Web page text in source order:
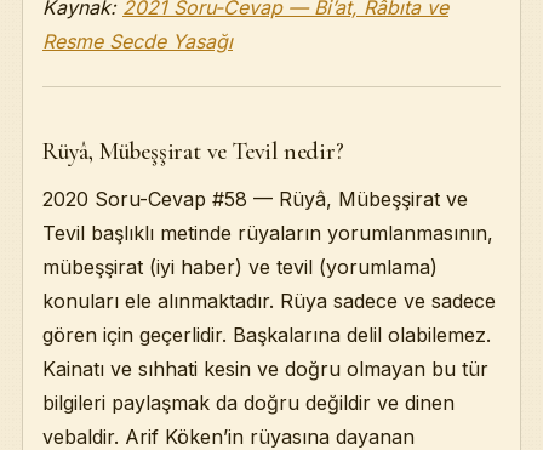
Kaynak: 2021 Soru-Cevap — Bi’at, Râbıta ve
Resme Secde Yasağı
Rüyâ, Mübeşşirat ve Tevil nedir?
2020 Soru-Cevap #58 — Rüyâ, Mübeşşirat ve
Tevil başlıklı metinde rüyaların yorumlanmasının,
mübeşşirat (iyi haber) ve tevil (yorumlama)
konuları ele alınmaktadır. Rüya sadece ve sadece
gören için geçerlidir. Başkalarına delil olabilemez.
Kainatı ve sıhhati kesin ve doğru olmayan bu tür
bilgileri paylaşmak da doğru değildir ve dinen
vebaldir. Arif Köken’in rüyasına dayanan